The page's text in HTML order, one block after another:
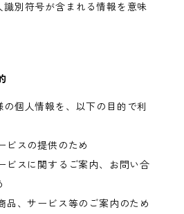
別符号が含まれる情報を意味
個人情報を、以下の目的で利
ビスの提供のため
ビスに関するご案内、お問い合
品、サービス等のご案内のため